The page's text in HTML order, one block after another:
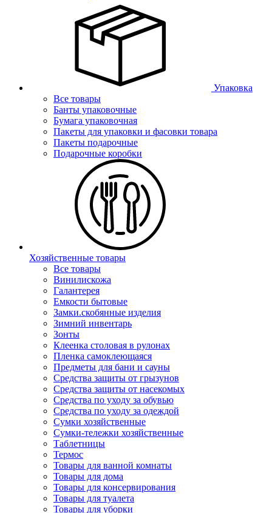
Упаковка
Все товары
Банты упаковочные
Бумага упаковочная
Пакеты для упаковки и фасовки товара
Пакеты подарочные
Подарочные коробки
Хозяйственные товары
Все товары
Винилискожа
Галантерея
Емкости бытовые
Замки.скобянные изделия
Зимний инвентарь
Зонты
Клеенка столовая в рулонах
Пленка самоклеющаяся
Предметы для бани и сауны
Средства защиты от грызунов
Средства защиты от насекомых
Средства по уходу за обувью
Средства по уходу за одеждой
Сумки хозяйственные
Сумки-тележки хозяйственные
Таблетницы
Термос
Товары для ванной комнаты
Товары для дома
Товары для консервирования
Товары для туалета
Товары для уборки